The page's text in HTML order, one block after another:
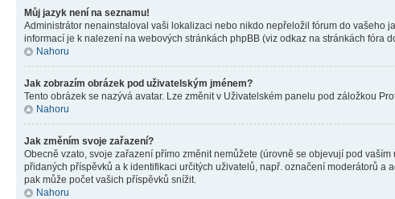
Můj jazyk není na seznamu!
Administrátor nenainstaloval vaši lokalizaci nebo nikdo nepřeložil fórum do vašeho
informací je k nalezení na webových stránkách phpBB (viz odkaz na stránkách fóra
Nahoru
Jak zobrazím obrázek pod uživatelským jménem?
Tento obrázek se nazývá avatar. Lze změnit v Uživatelském panelu pod záložkou
Nahoru
Jak změním svoje zařazení?
Obecně vzato, svoje zařazení přímo změnit nemůžete (úrovně se objevují pod
přidaných příspěvků a k identifikaci určitých uživatelů, např. označení moderátorů
pak může počet vašich příspěvků snížit.
Nahoru